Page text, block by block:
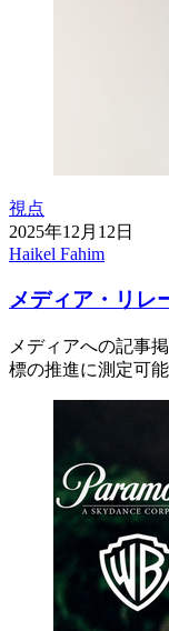
視点
2025年12月12日
Haikel Fahim
メディア・リレ
メディアへの記事
標の推進に測定可